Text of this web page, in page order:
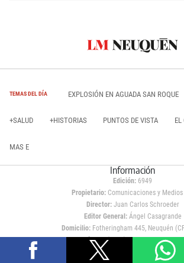
TEMAS DEL DÍA EXPLOSIÓN EN AGUADA SAN ROQUE
+SALUD +HISTORIAS PUNTOS DE VISTA EL
MAS E
Información
Edición: 6949
Propietario:Comunicaciones y Medios
Director: Juan Carlos Schroeder
Editor General:Ángel Casagrande
Domicilio:Fotheringham 445, Neuquén
Teléfono:(0299) 449 0400 / 449
Contacto comercial: